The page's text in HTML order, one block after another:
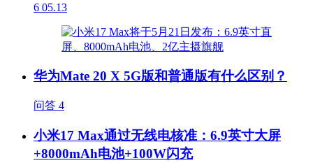
6 05.13
华为Mate 20 X 5G版和普通版有什么区别？
问答 4
小米17 Max通过无线电核准：6.9英寸大屏
+8000mAh电池+100W闪充